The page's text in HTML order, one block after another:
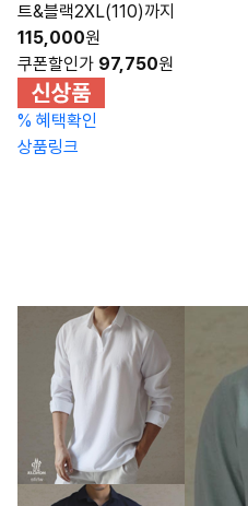
트&블랙2XL(110)까지
115,000원
쿠폰할인가 97,750원
% 혜택확인
상품링크